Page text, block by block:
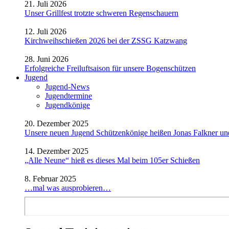
21. Juli 2026
Unser Grillfest trotzte schweren Regenschauern
12. Juli 2026
Kirchweihschießen 2026 bei der ZSSG Katzwang
28. Juni 2026
Erfolgreiche Freiluftsaison für unsere Bogenschützen
Jugend
Jugend-News
Jugendtermine
Jugendkönige
20. Dezember 2025
Unsere neuen Jugend Schützenkönige heißen Jonas Falkner
14. Dezember 2025
„Alle Neune“ hieß es dieses Mal beim 105er Schießen
8. Februar 2025
…mal was ausprobieren…